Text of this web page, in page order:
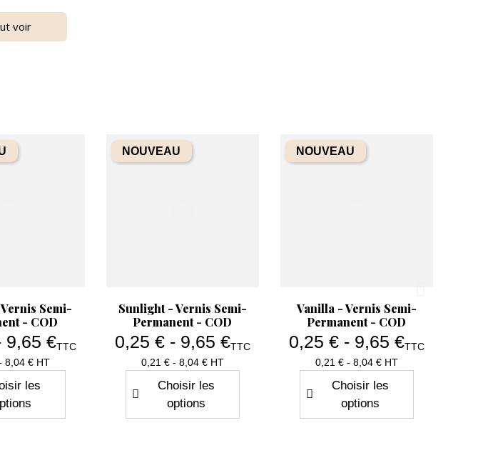
voir
rapideSemi-
- COD
Prix
9,65 €TTC
8,04 € HT
les
Aperçu rapide
Sunlight - Vernis Semi-
Permanent - COD
Prix
0,25 € - 9,65 €TTC
0,21 € - 8,04 € HT
Choisir les
options
NOUVEAU
 Aperçu rapide
Vanilla - Vernis Semi-
Permanent - COD
Prix
0,25 € - 9,65 €TTC
0,21 € - 8,04 € HT
Choisir les
options
NOUVEAU